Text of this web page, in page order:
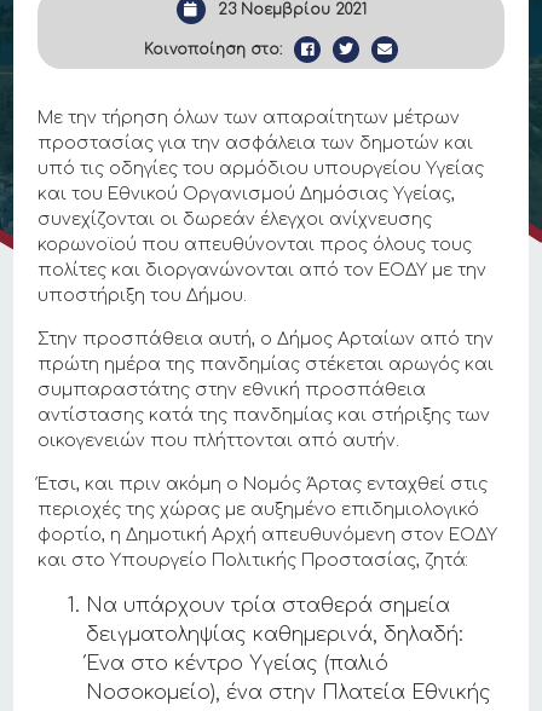
23 Νοεμβρίου 2021
Κοινοποίηση στο:
Με την τήρηση όλων των απαραίτητων μέτρων
προστασίας για την ασφάλεια των δημοτών και
υπό τις οδηγίες του αρμόδιου υπουργείου Υγείας
και του Εθνικού Οργανισμού Δημόσιας Υγείας,
συνεχίζονται οι δωρεάν έλεγχοι ανίχνευσης
κορωνοϊού που απευθύνονται προς όλους τους
πολίτες και διοργανώνονται από τον ΕΟΔΥ με την
υποστήριξη του Δήμου.
Στην προσπάθεια αυτή, ο Δήμος Αρταίων από την
πρώτη ημέρα της πανδημίας στέκεται αρωγός και
συμπαραστάτης στην εθνική προσπάθεια
αντίστασης κατά της πανδημίας και στήριξης των
οικογενειών που πλήττονται από αυτήν.
Έτσι, και πριν ακόμη ο Νομός Άρτας ενταχθεί στις
περιοχές της χώρας με αυξημένο επιδημιολογικό
φορτίο, η Δημοτική Αρχή απευθυνόμενη στον ΕΟΔΥ
και στο Υπουργείο Πολιτικής Προστασίας, ζητά:
Να υπάρχουν τρία σταθερά σημεία
δειγματοληψίας καθημερινά, δηλαδή:
Ένα στο κέντρο Υγείας (παλιό
Νοσοκομείο), ένα στην Πλατεία Εθνικής